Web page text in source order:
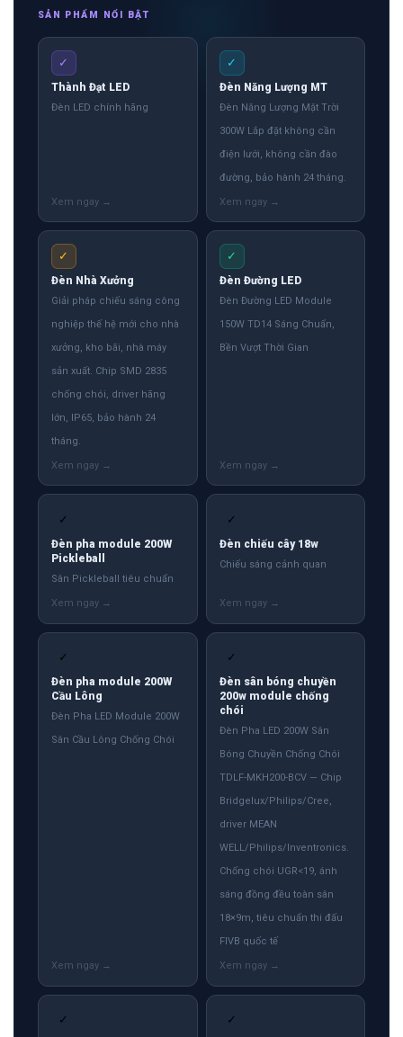
SẢN PHẨM NỔI BẬT
✓
Thành Đạt LED
Đèn LED chính hãng
✓
Đèn Năng Lượng MT
Đèn Năng Lượng Mặt Trời
300W Lắp đặt không cần
điện lưới, không cần đào
đường, bảo hành 24 tháng.
✓
Đèn Nhà Xưởng
Giải pháp chiếu sáng công
nghiệp thế hệ mới cho nhà
xưởng, kho bãi, nhà máy
sản xuất. Chip SMD 2835
chống chói, driver hãng
lớn, IP65, bảo hành 24
tháng.
✓
Đèn Đường LED
Đèn Đường LED Module
150W TD14 Sáng Chuẩn,
Bền Vượt Thời Gian
✓
Đèn pha module 200W
Pickleball
Sân Pickleball tiêu chuẩn
✓
Đèn chiếu cây 18w
Chiếu sáng cảnh quan
✓
Đèn pha module 200W
Cầu Lông
Đèn Pha LED Module 200W
Sân Cầu Lông Chống Chói
✓
Đèn sân bóng chuyền
200w module chống
chói
Đèn Pha LED 200W Sân
Bóng Chuyền Chống Chói
TDLF-MKH200-BCV — Chip
Bridgelux/Philips/Cree,
driver MEAN
WELL/Philips/Inventronics.
Chống chói UGR<19, ánh
sáng đồng đều toàn sân
18×9m, tiêu chuẩn thi đấu
FIVB quốc tế
✓ ✓